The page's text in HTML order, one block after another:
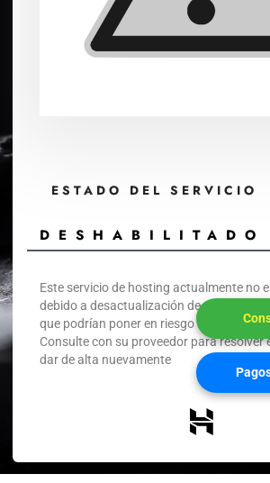
ESTADO DEL SERVICIO
DESHABILITADO
Este servicio de hosting actualmente no
debido a desactualización de algunos
que podrían poner en riesgo la
Consulte con su proveedor para resolver
dar de alta nuevamente